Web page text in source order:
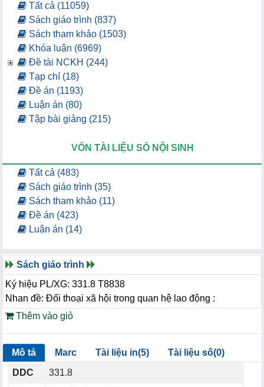
Tất cả (11059)
Sách giáo trình (837)
Sách tham khảo (1503)
Khóa luận (6969)
Đề tài NCKH (244)
Tạp chí (18)
Đề án (1193)
Luận án (80)
Tập bài giảng (215)
VỐN TÀI LIỆU SỐ NỘI SINH
Tất cả (483)
Sách giáo trình (35)
Sách tham khảo (11)
Đề án (423)
Luận án (14)
Sách giáo trình
Ký hiệu PL/XG: 331.8 T8838
Nhan đề: Đối thoại xã hội trong quan hệ lao động :
Thêm vào giỏ
Mô tả Marc Tài liệu in(5)
Tài liệu số(0)
DDC
331.8